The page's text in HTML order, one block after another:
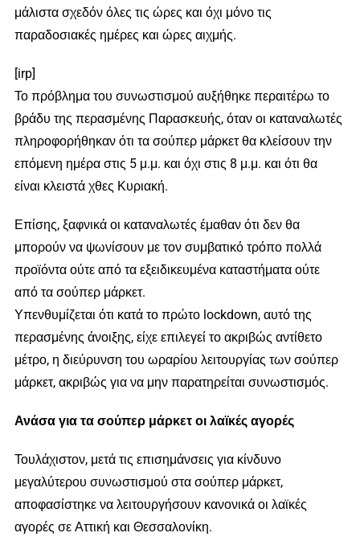
μάλιστα σχεδόν όλες τις ώρες και όχι μόνο τις
παραδοσιακές ημέρες και ώρες αιχμής.
[irp]
Το πρόβλημα του συνωστισμού αυξήθηκε περαιτέρω το
βράδυ της περασμένης Παρασκευής, όταν οι καταναλωτές
πληροφορήθηκαν ότι τα σούπερ μάρκετ θα κλείσουν την
επόμενη ημέρα στις 5 μ.μ. και όχι στις 8 μ.μ. και ότι θα
είναι κλειστά χθες Κυριακή.
Επίσης, ξαφνικά οι καταναλωτές έμαθαν ότι δεν θα
μπορούν να ψωνίσουν με τον συμβατικό τρόπο πολλά
προϊόντα ούτε από τα εξειδικευμένα καταστήματα ούτε
από τα σούπερ μάρκετ.
Υπενθυμίζεται ότι κατά το πρώτο lockdown, αυτό της
περασμένης άνοιξης, είχε επιλεγεί το ακριβώς αντίθετο
μέτρο, η διεύρυνση του ωραρίου λειτουργίας των σούπερ
μάρκετ, ακριβώς για να μην παρατηρείται συνωστισμός.
Ανάσα για τα σούπερ μάρκετ οι λαϊκές αγορές
Τουλάχιστον, μετά τις επισημάνσεις για κίνδυνο
μεγαλύτερου συνωστισμού στα σούπερ μάρκετ,
αποφασίστηκε να λειτουργήσουν κανονικά οι λαϊκές
αγορές σε Αττική και Θεσσαλονίκη.